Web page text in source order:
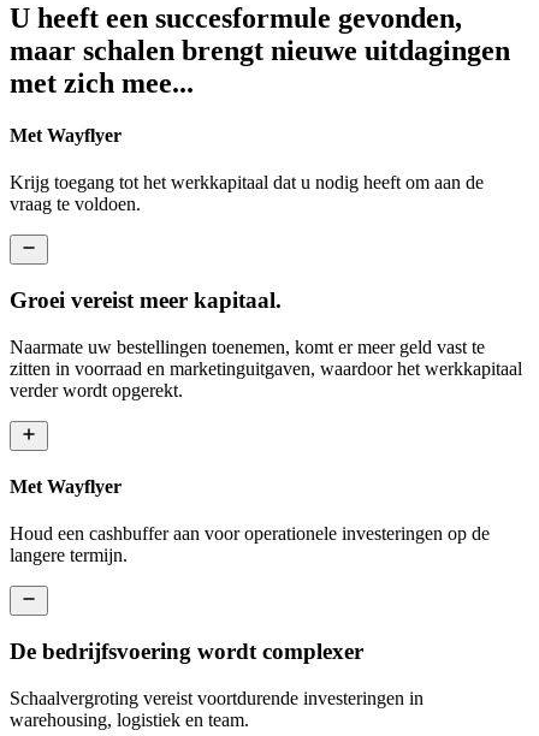
U heeft een succesformule gevonden,
maar schalen brengt nieuwe uitdagingen
met zich mee...
Met Wayflyer
Krijg toegang tot het werkkapitaal dat u nodig heeft om aan de
vraag te voldoen.
Groei vereist meer kapitaal.
Naarmate uw bestellingen toenemen, komt er meer geld vast te
zitten in voorraad en marketinguitgaven, waardoor het werkkapitaal
verder wordt opgerekt.
Met Wayflyer
Houd een cashbuffer aan voor operationele investeringen op de
langere termijn.
De bedrijfsvoering wordt complexer
Schaalvergroting vereist voortdurende investeringen in
warehousing, logistiek en team.